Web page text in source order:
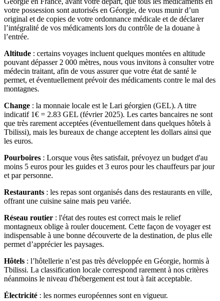
votre possession sont autorisés en Géorgie, de vous munir d’un
original et de copies de votre ordonnance médicale et de déclarer
l’intégralité de vos médicaments lors du contrôle de la douane à
l’entrée.
Altitude : certains voyages incluent quelques montées en altitude
pouvant dépasser 2 000 mètres, nous vous invitons à consulter votre
médecin traitant, afin de vous assurer que votre état de santé le
permet, et éventuellement prévoir des médicaments contre le mal des
montagnes.
Change : la monnaie locale est le Lari géorgien (GEL). A titre
indicatif 1€ = 2.83 GEL (février 2025). Les cartes bancaires ne sont
que très rarement acceptées (éventuellement dans quelques hôtels à
Tbilissi), mais les bureaux de change acceptent les dollars ainsi que
les euros.
Pourboires : Lorsque vous êtes satisfait, prévoyez un budget d'au
moins 5 euros pour les guides et 3 euros pour les chauffeurs par jour
et par personne.
Restaurants : les repas sont organisés dans des restaurants en ville,
offrant une cuisine saine mais peu variée.
Réseau routier : l'état des routes est correct mais le relief
montagneux oblige à rouler doucement. Cette façon de voyager est
indispensable à une bonne découverte de la destination, de plus elle
permet d’apprécier les paysages.
Hôtels : l’hôtellerie n’est pas très développée en Géorgie, hormis à
Tbilissi. La classification locale correspond rarement à nos critères
néanmoins le niveau d'hébergement est tout à fait acceptable.
Électricité : les normes européennes sont en vigueur.